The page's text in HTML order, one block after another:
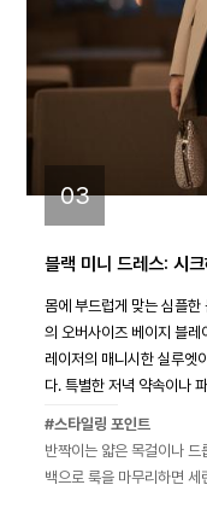
03
블랙 미니 드레스: 시
몸에 부드럽게 맞는 심플
의 오버사이즈 베이지 블
레이저의 매니시한 실루엣
다. 특별한 저녁 약속이나
#스타일링 포인트
반짝이는 얇은 목걸이나 드
백으로 룩을 마무리하면